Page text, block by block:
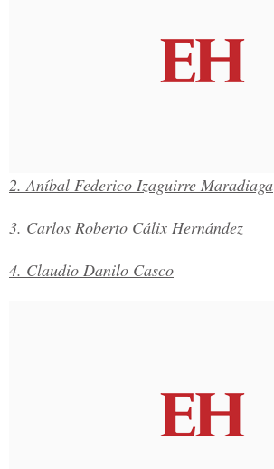
2. Aníbal Federico Izaguirre Maradiaga
3. Carlos Roberto Cálix Hernández
4. Claudio Danilo Casco